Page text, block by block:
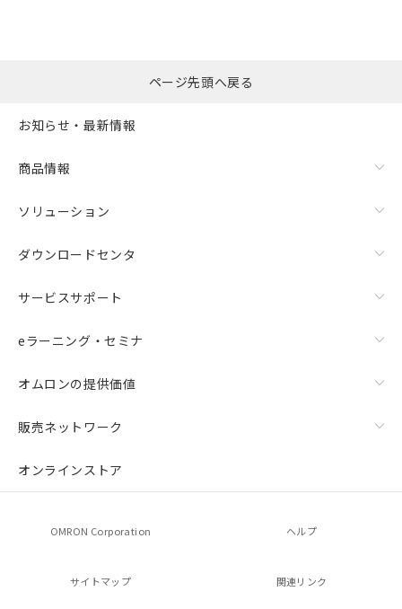
ページ先頭へ戻る
お知らせ・最新情報
商品情報
ソリューション
ダウンロードセンタ
サービスサポート
eラーニング・セミナ
オムロンの提供価値
販売ネットワーク
オンラインストア
OMRON Corporation ヘルプ
サイトマップ 関連リンク